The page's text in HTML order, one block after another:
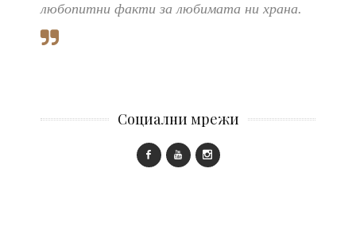
любопитни факти за любимата ни храна.
Социални мрежи